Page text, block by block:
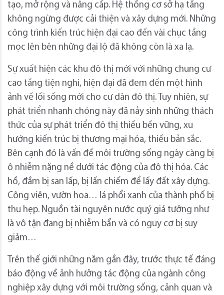
tạo, mở rộng và nâng cấp. Hệ thống cơ sở hạ tầng
không ngừng được cải thiện và xây dựng mới. Những
công trình kiến trúc hiện đại cao đến vài chục tầng
mọc lên bên những đại lộ đã không còn là xa lạ.
Sự xuất hiện các khu đô thị mới với những chung cư
cao tầng tiện nghi, hiện đại đã đem đến một hình
ảnh về lối sống mới cho cư dân đô thị. Tuy nhiên, sự
phát triển nhanh chóng này đã nảy sinh những thách
thức của sự phát triển đô thị thiếu bền vững, xu
hướng kiến trúc bị thương mại hóa, thiếu bản sắc.
Bên cạnh đó là vấn đề môi trường sống ngày càng bị
ô nhiễm nặng nề dưới tác động của đô thị hóa. Các
hồ, đầm bị san lấp, bị lấn chiếm để lấy đất xây dựng.
Công viên, vườn hoa… lá phổi xanh của thành phố bị
thu hẹp. Nguồn tài nguyên nước quý giá tưởng như
là vô tận đang bị nhiễm bẩn và có nguy cơ bị suy
giảm…
Trên thế giới những năm gần đây, trước thực tế đáng
báo động về ảnh hưởng tác động của ngành công
nghiệp xây dựng với môi trường sống, cảnh quan và